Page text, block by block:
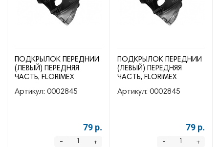
ПОДКРЫЛОК ПЕРЕДНИЙ
(ЛЕВЫЙ) ПЕРЕДНЯЯ
ЧАСТЬ, FLORIMEX
Артикул: 0002845
79 р.
+
-
ПОДКРЫЛОК ПЕРЕДНИЙ
(ЛЕВЫЙ) ПЕРЕДНЯЯ
ЧАСТЬ, FLORIMEX
Артикул: 0002845
79 р.
+
-